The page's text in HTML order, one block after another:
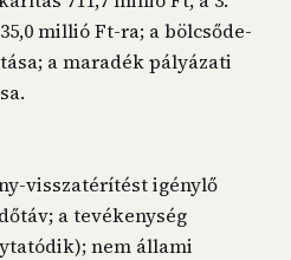
millió Ft-ra; a bölcsőde-
a maradék pályázati
visszatérítést igénylő
a tevékenység
nem állami